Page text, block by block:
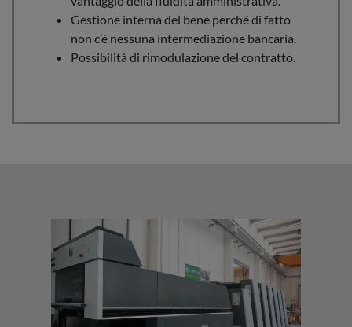
Gestione interna del bene perché di fatto
non c’è nessuna intermediazione bancaria.
Possibilità di rimodulazione del contratto.